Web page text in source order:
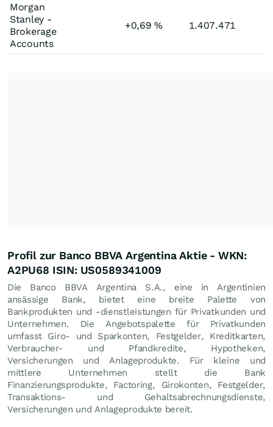
Morgan
Stanley -
Brokerage
Accounts
+0,69% 1.407.471
Profil zur Banco BBVA Argentina Aktie - WKN:
A2PU68 ISIN: US0589341009
Die Banco BBVA Argentina S.A., eine in Argentinien
ansässige Bank, bietet eine breite Palette von
Bankprodukten und -dienstleistungen für Privatkunden und
Unternehmen. Die Angebotspalette für Privatkunden
umfasst Giro- und Sparkonten, Festgelder, Kreditkarten,
Verbraucher- und Pfandkredite, Hypotheken,
Versicherungen und Anlageprodukte. Für kleine und
mittlere Unternehmen stellt die Bank
Finanzierungsprodukte, Factoring, Girokonten, Festgelder,
Transaktions- und Gehaltsabrechnungsdienste,
Versicherungen und Anlageprodukte bereit.